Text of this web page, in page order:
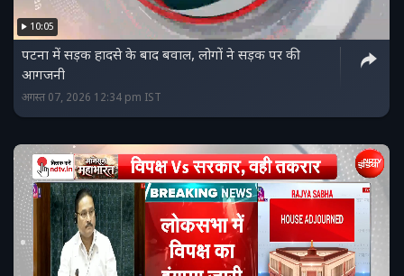
10:05
पटना में सड़क हादसे के बाद बवाल, लोगों ने सड़क पर की
आगजनी
अगस्त 07, 2026 12:34 pm IST